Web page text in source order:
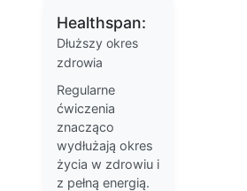
Healthspan:
Dłuższy okres
zdrowia
Regularne
ćwiczenia
znacząco
wydłużają okres
życia w zdrowiu i
z pełną energią.